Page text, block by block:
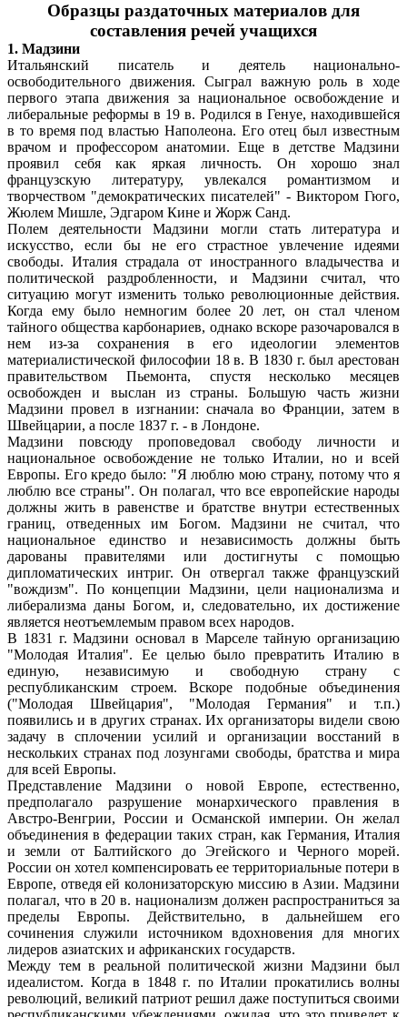
Образцы раздаточных материалов для
составления речей учащихся
1. Мадзини
Итальянский писатель и деятель национально-
освободительного движения. Сыграл важную роль в ходе
первого этапа движения за национальное освобождение и
либеральные реформы в 19 в. Родился в Генуе, находившейся
в то время под властью Наполеона. Его отец был известным
врачом и профессором анатомии. Еще в детстве Мадзини
проявил себя как яркая личность. Он хорошо знал
французскую литературу, увлекался романтизмом и
творчеством "демократических писателей" - Виктором Гюго,
Жюлем Мишле, Эдгаром Кине и Жорж Санд.
Полем деятельности Мадзини могли стать литература и
искусство, если бы не его страстное увлечение идеями
свободы. Италия страдала от иностранного владычества и
политической раздробленности, и Мадзини считал, что
ситуацию могут изменить только революционные действия.
Когда ему было немногим более 20 лет, он стал членом
тайного общества карбонариев, однако вскоре разочаровался в
нем из-за сохранения в его идеологии элементов
материалистической философии 18 в. В 1830 г. был арестован
правительством Пьемонта, спустя несколько месяцев
освобожден и выслан из страны. Большую часть жизни
Мадзини провел в изгнании: сначала во Франции, затем в
Швейцарии, а после 1837 г. - в Лондоне.
Мадзини повсюду проповедовал свободу личности и
национальное освобождение не только Италии, но и всей
Европы. Его кредо было: "Я люблю мою страну, потому что я
люблю все страны". Он полагал, что все европейские народы
должны жить в равенстве и братстве внутри естественных
границ, отведенных им Богом. Мадзини не считал, что
национальное единство и независимость должны быть
дарованы правителями или достигнуты с помощью
дипломатических интриг. Он отвергал также французский
"вождизм". По концепции Мадзини, цели национализма и
либерализма даны Богом, и, следовательно, их достижение
является неотъемлемым правом всех народов.
В 1831 г. Мадзини основал в Марселе тайную организацию
"Молодая Италия". Ее целью было превратить Италию в
единую, независимую и свободную страну с
республиканским строем. Вскоре подобные объединения
("Молодая Швейцария", "Молодая Германия" и т.п.)
появились и в других странах. Их организаторы видели свою
задачу в сплочении усилий и организации восстаний в
нескольких странах под лозунгами свободы, братства и мира
для всей Европы.
Представление Мадзини о новой Европе, естественно,
предполагало разрушение монархического правления в
Австро-Венгрии, России и Османской империи. Он желал
объединения в федерации таких стран, как Германия, Италия
и земли от Балтийского до Эгейского и Черного морей.
России он хотел компенсировать ее территориальные потери в
Европе, отведя ей колонизаторскую миссию в Азии. Мадзини
полагал, что в 20 в. национализм должен распространиться за
пределы Европы. Действительно, в дальнейшем его
сочинения служили источником вдохновения для многих
лидеров азиатских и африканских государств.
Между тем в реальной политической жизни Мадзини был
идеалистом. Когда в 1848 г. по Италии прокатились волны
революций, великий патриот решил даже поступиться своими